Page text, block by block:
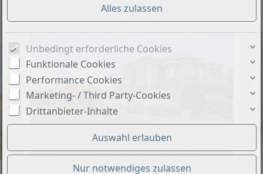
Objekt-Nr.: LS-10913
Unbedingt erforderliche Cookies
Funktionale Cookies
Performance Cookies
Marketing- / Third Party-Cookies
Drittanbieter-Inhalte